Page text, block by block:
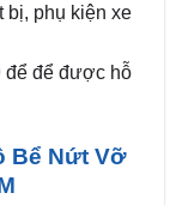
bị, phụ kiện xe
để để được hỗ
Bể Nứt Vỡ